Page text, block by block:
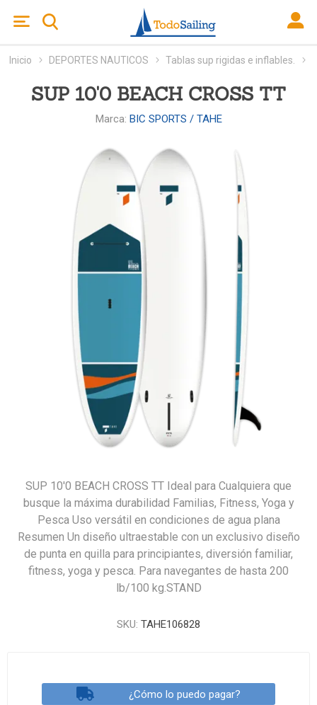
Inicio DEPORTES NAUTICOS Tablas sup rigidas e inflables.
SUP 10'0 BEACH CROSS TT
Marca: BIC SPORTS / TAHE
SUP 10'0 BEACH CROSS TT Ideal para Cualquiera que
busque la máxima durabilidad Familias, Fitness, Yoga y
Pesca Uso versátil en condiciones de agua plana
Resumen Un diseño ultraestable con un exclusivo diseño
de punta en quilla para principiantes, diversión familiar,
fitness, yoga y pesca. Para navegantes de hasta 200
lb/100 kg.STAND
SKU: TAHE106828
¿Cómo lo puedo pagar?